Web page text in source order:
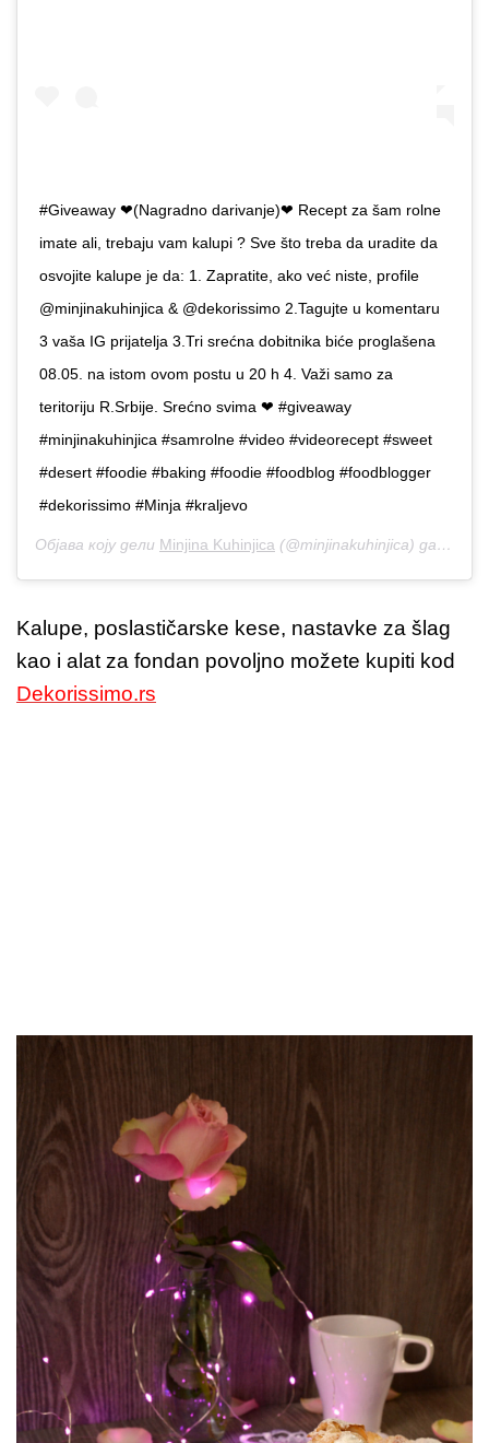
#Giveaway ❤(Nagradno darivanje)❤ Recept za šam rolne
imate ali, trebaju vam kalupi ? Sve što treba da uradite da
osvojite kalupe je da: 1. Zapratite, ako već niste, profile
@minjinakuhinjica & @dekorissimo 2.Tagujte u komentaru
3 vaša IG prijatelja 3.Tri srećna dobitnika biće proglašena
08.05. na istom ovom postu u 20 h 4. Važi samo za
teritoriju R.Srbije. Srećno svima ❤ #giveaway
#minjinakuhinjica #samrolne #video #videorecept #sweet
#desert #foodie #baking #foodie #foodblog #foodblogger
#dekorissimo #Minja #kraljevo
Објава коју дели Minjina Kuhinjica (@minjinakuhinjica) дана
Kalupe, poslastičarske kese, nastavke za šlag
kao i alat za fondan povoljno možete kupiti kod
Dekorissimo.rs